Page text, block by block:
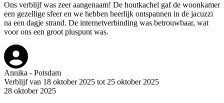
Ons verblijf was zeer aangenaam! De houtkachel gaf de woonkamer
een gezellige sfeer en we hebben heerlijk ontspannen in de jacuzzi
na een dagje strand. De internetverbinding was betrouwbaar, wat
voor ons een groot pluspunt was.
Annika - Potsdam
Verblijf van 18 oktober 2025 tot 25 oktober 2025
28 oktober 2025